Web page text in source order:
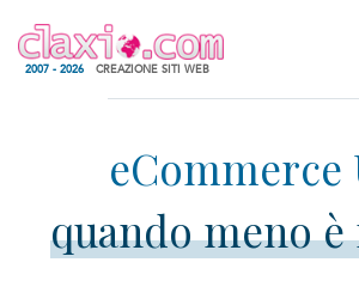
2007 - 2026 CREAZIONE SITI WEB
quando meno